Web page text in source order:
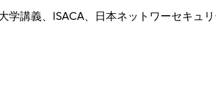
講義、ISACA、日本ネットワーセキュ